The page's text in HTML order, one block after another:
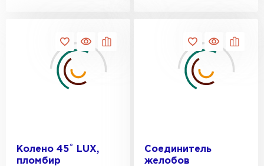
Колено 45˚ LUX,
пломбир
Соединитель
желобов
ПЕРЕЙТИ